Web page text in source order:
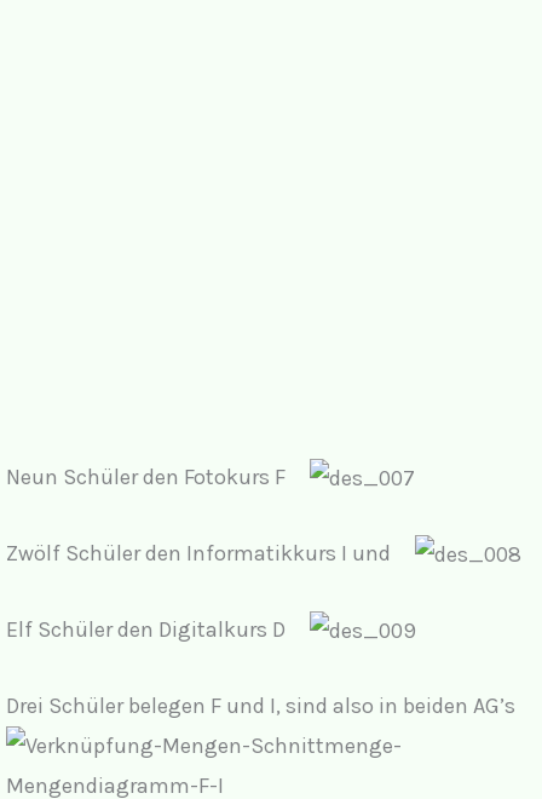
Neun Schüler den Fotokurs F
Zwölf Schüler den Informatikkurs I und
Elf Schüler den Digitalkurs D
Drei Schüler belegen F und I, sind also in beiden AG’s